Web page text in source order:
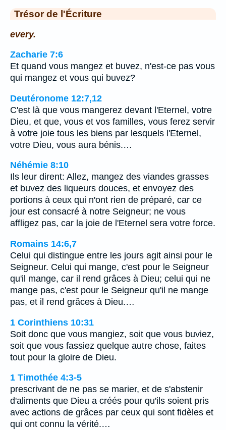
Trésor de l'Écriture
every.
Zacharie 7:6
Et quand vous mangez et buvez, n'est-ce pas vous
qui mangez et vous qui buvez?
Deutéronome 12:7,12
C'est là que vous mangerez devant l'Eternel, votre
Dieu, et que, vous et vos familles, vous ferez servir
à votre joie tous les biens par lesquels l'Eternel,
votre Dieu, vous aura bénis.…
Néhémie 8:10
Ils leur dirent: Allez, mangez des viandes grasses
et buvez des liqueurs douces, et envoyez des
portions à ceux qui n'ont rien de préparé, car ce
jour est consacré à notre Seigneur; ne vous
affligez pas, car la joie de l'Eternel sera votre force.
Romains 14:6,7
Celui qui distingue entre les jours agit ainsi pour le
Seigneur. Celui qui mange, c'est pour le Seigneur
qu'il mange, car il rend grâces à Dieu; celui qui ne
mange pas, c'est pour le Seigneur qu'il ne mange
pas, et il rend grâces à Dieu.…
1 Corinthiens 10:31
Soit donc que vous mangiez, soit que vous buviez,
soit que vous fassiez quelque autre chose, faites
tout pour la gloire de Dieu.
1 Timothée 4:3-5
prescrivant de ne pas se marier, et de s'abstenir
d'aliments que Dieu a créés pour qu'ils soient pris
avec actions de grâces par ceux qui sont fidèles et
qui ont connu la vérité.…